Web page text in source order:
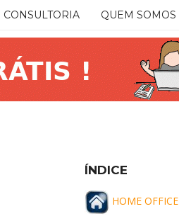
CONSULTORIA QUEM SOMOS
ÍNDICE
HOME OFFICE